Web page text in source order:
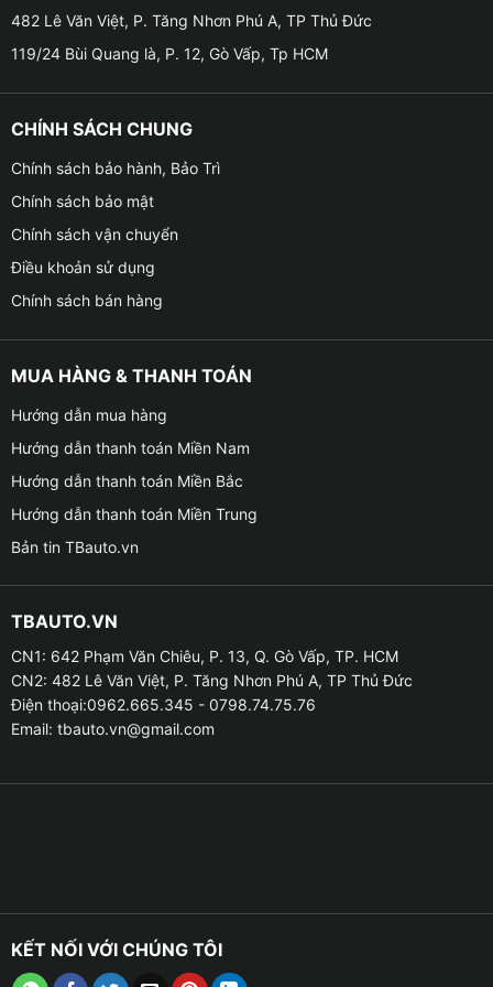
thương hiệu lâu năm và chất lượng cao, còn được bảo
hành lên đến 10 năm.
khi dán phim cách nhiệt giá rẻ đã buộc phải lột bỏ và
dán lại phim cách nhiệt chất lượng hơn chỉ sau thời
này không như mong muốn. Như vậy, còn phải tiêu tốn
đến 2 lần chi phí, thời gian và công sức đi lại để dán
phim cách nhiệt cho ô tô.
thoải mái. Đặc biệt còn có thể bảo vệ được sức khỏe,
tránh hư hỏng nội thất của xe và còn tiết kiệm được
chi phí.
✦ Đảm bảo chất lượng uy tín theo thời gian, phim cách
482 Lê Văn Việt, P. Tăng Nhơn Phú A, TP Thủ Đức
119/24 Bùi Quang là, P. 12, Gò Vấp, Tp HCM
CHÍNH SÁCH CHUNG
Chính sách bảo hành, Bảo Trì
Chính sách bảo mật
Chính sách vận chuyển
Điều khoản sử dụng
Chính sách bán hàng
MUA HÀNG & THANH TOÁN
Hướng dẫn mua hàng
Hướng dẫn thanh toán Miền Nam
Hướng dẫn thanh toán Miền Bắc
Hướng dẫn thanh toán Miền Trung
Bản tin TBauto.vn
TBAUTO.VN
CN1: 642 Phạm Văn Chiêu, P. 13, Q. Gò Vấp, TP. HCM
CN2: 482 Lê Văn Việt, P. Tăng Nhơn Phú A, TP Thủ Đức
Điện thoại:0962.665.345 - 0798.74.75.76
Email: tbauto.vn@gmail.com
KẾT NỐI VỚI CHÚNG TÔI